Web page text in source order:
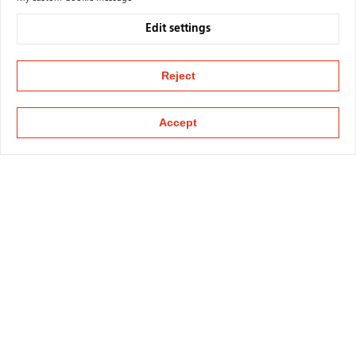
Edit settings
Reject
Accept